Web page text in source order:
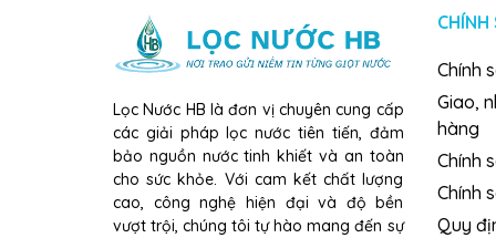
Lọc Nước HB là đơn vị chuyên cung cấp
các giải pháp lọc nước tiên tiến, đảm
bảo nguồn nước tinh khiết và an toàn
cho sức khỏe. Với cam kết chất lượng
cao, công nghệ hiện đại và độ bền
vượt trội, chúng tôi tự hào mang đến sự
CHÍNH
Chính
Giao,
hàng
Chính
Chính
Quy